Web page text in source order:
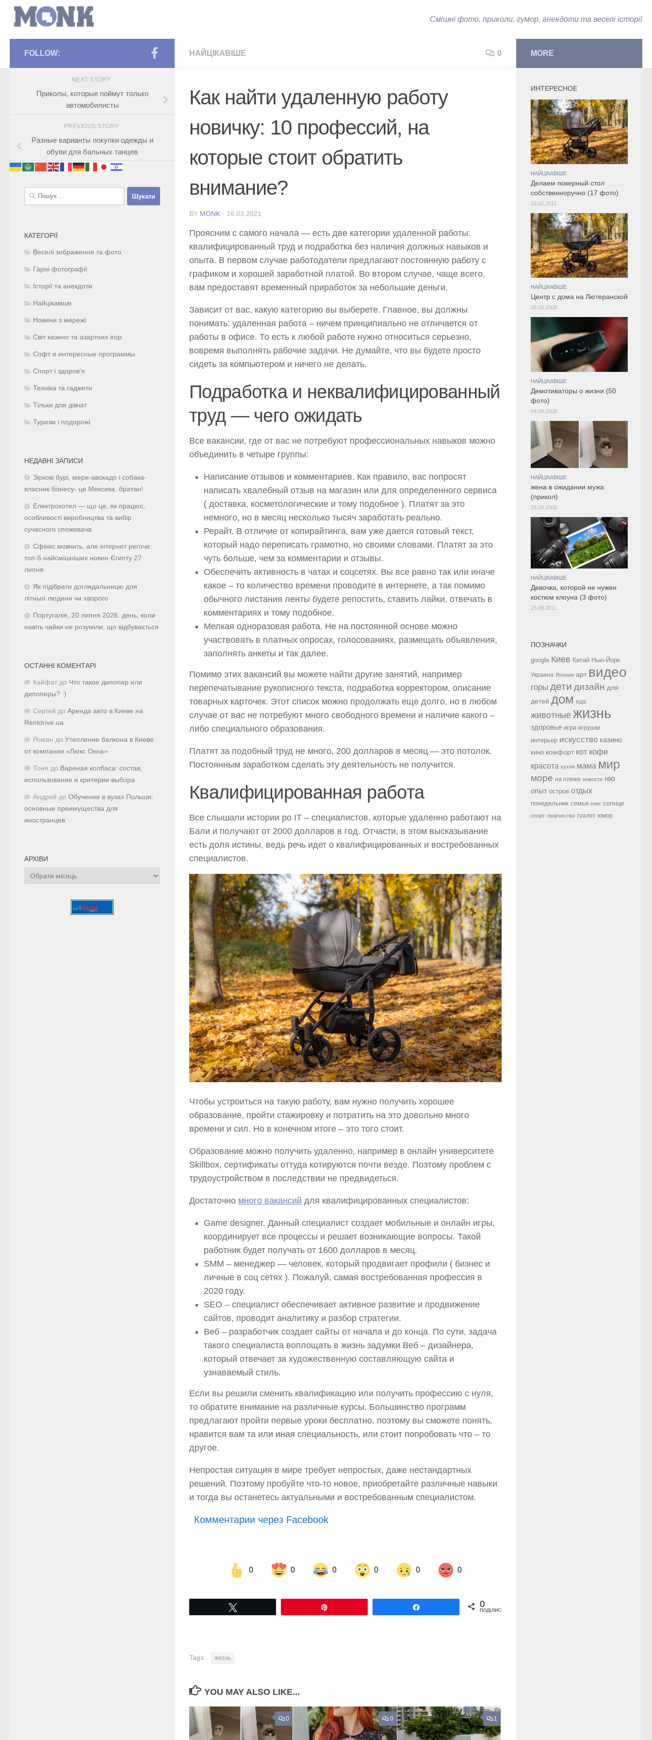
Смішні фото, приколи, гумор, анекдоти та веселі історії
НАЙЦІКАВІШЕ 0
Как найти удаленную работу
новичку: 10 профессий, на
которые стоит обратить
внимание?
BY MONK · 16.03.2021
Проясним с самого начала — есть две категории удаленной работы:
квалифицированный труд и подработка без наличия должных навыков и
опыта. В первом случае работодатели предлагают постоянную работу с
графиком и хорошей заработной платой. Во втором случае, чаще всего,
вам предоставят временный приработок за небольшие деньги.
Зависит от вас, какую категорию вы выберете. Главное, вы должны
понимать: удаленная работа – ничем принципиально не отличается от
работы в офисе. То есть к любой работе нужно относиться серьезно,
вовремя выполнять рабочие задачи. Не думайте, что вы будете просто
сидеть за компьютером и ничего не делать.
Подработка и неквалифицированный
труд — чего ожидать
Все вакансии, где от вас не потребуют профессиональных навыков можно
объединить в четыре группы:
Написание отзывов и комментариев. Как правило, вас попросят
написать хвалебный отзыв на магазин или для определенного сервиса
( доставка, косметологические и тому подобное ). Платят за это
немного, но в месяц несколько тысяч заработать реально.
Рерайт. В отличие от копирайтинга, вам уже дается готовый текст,
который надо переписать грамотно, но своими словами. Платят за это
чуть больше, чем за комментарии и отзывы.
Обеспечить активность в чатах и соцсетях. Вы все равно так или иначе
какое – то количество времени проводите в интернете, а так помимо
обычного листания ленты будете репостить, ставить лайки, отвечать в
комментариях и тому подобное.
Мелкая одноразовая работа. Не на постоянной основе можно
участвовать в платных опросах, голосованиях, размещать объявления,
заполнять анкеты и так далее.
Помимо этих вакансий вы можете найти другие занятий, например
перепечатывание рукописного текста, подработка корректором, описание
товарных карточек. Этот список можно продолжать еще долго, но в любом
случае от вас не потребуют много свободного времени и наличие какого –
либо специального образования.
Платят за подобный труд не много, 200 долларов в месяц — это потолок.
Постоянным заработком сделать эту деятельность не получится.
Квалифицированная работа
Все слышали истории ро IT – специалистов, которые удаленно работают на
Бали и получают от 2000 долларов в год. Отчасти, в этом высказывание
есть доля истины, ведь речь идет о квалифицированных и востребованных
специалистов.
Чтобы устроиться на такую работу, вам нужно получить хорошее
образование, пройти стажировку и потратить на это довольно много
времени и сил. Но в конечном итоге – это того стоит.
Образование можно получить удаленно, например в онлайн университете
Skillbox, сертификаты оттуда котируются почти везде. Поэтому проблем с
трудоустройством в последствии не предвидеться.
Достаточно много вакансий для квалифицированных специалистов:
Game designer. Данный специалист создает мобильные и онлайн игры,
координирует все процессы и решает возникающие вопросы. Такой
работник будет получать от 1600 долларов в месяц.
SMM – менеджер — человек, который продвигает профили ( бизнес и
личные в соц сетях ). Пожалуй, самая востребованная профессия в
2020 году.
SEO – специалист обеспечивает активное развитие и продвижение
сайтов, проводит аналитику и разбор стратегии.
Веб – разработчик создает сайты от начала и до конца. По сути, задача
такого специалиста воплощать в жизнь задумки Веб – дизайнера,
который отвечает за художественную составляющую сайта и
узнаваемый стиль.
Если вы решили сменить квалификацию или получить профессию с нуля,
то обратите внимание на различные курсы. Большинство программ
предлагают пройти первые уроки бесплатно, поэтому вы сможете понять,
нравится вам та или иная специальность, или стоит попробовать что – то
другое.
Непростая ситуация в мире требует непростых, даже нестандартных
решений. Поэтому пробуйте что-то новое, приобретайте различные навыки
и тогда вы останетесь актуальными и востребованным специалистом.
Комментарии через Facebook
0 0 0 0 0 0
Share on Facebook Share on LinkedIn Share on Twitter 0
ПОДІЛИСЬ
Tags: жизнь
YOU MAY ALSO LIKE...
0 0 1
FOLLOW:
NEXT STORY
Приколы, которые поймут только
автомобилисты
PREVIOUS STORY
Разные варианты покупки одежды и
обуви для бальных танцев
Пошук:
КАТЕГОРІЇ
Веселі зображення та фото
Гарні фотографії
Історії та анекдоти
Найцікавіше
Новини з мережі
Світ казино та азартних ігор
Софт и интересные программы
Спорт і здоров'я
Техніка та гаджети
Тільки для дівчат
Туризм і подорожі
НЕДАВНІ ЗАПИСИ
Зіркові бурі, мери-авокадо і собака-
власник бізнесу- це Мексика, братан!
Електрокотел — що це, як працює,
особливості виробництва та вибір
сучасного споживача
Сфінкс мовчить, але інтернет регоче:
топ-5 найсмішніших новин Єгипту 27
липня
Як підібрати доглядальницю для
літньої людини чи хворого
Португалія, 20 липня 2026: день, коли
навіть чайки не розуміли, що відбувається
ОСТАННІ КОМЕНТАРІ
Кайфат до Что такое дипопер или
дипоперы? :)
Сергей до Аренда авто в Киеве на
Rentdrive.ua
Роман до Утепление балкона в Киеве
от компании «Люкс Окна»
Тоня до Вареная колбаса: состав,
использование и критерии выбора
Андрей до Обучение в вузах Польши:
основные преимущества для
иностранцев
АРХІВИ
Архіви
MORE
ИНТЕРЕСНОЕ
НАЙЦІКАВІШЕ
Делаем покерный стол
собственноручно (17 фото)
16.02.2011
НАЙЦІКАВІШЕ
Центр с дома на Лютеранской
06.03.2008
НАЙЦІКАВІШЕ
Демотиваторы о жизни (50
фото)
04.08.2009
НАЙЦІКАВІШЕ
жена в ожидании мужа
(прикол)
25.08.2005
НАЙЦІКАВІШЕ
Девочка, которой не нужен
костюм клоуна (3 фото)
25.08.2011
ПОЗНАЧКИ
google Киев Китай Нью-Йорк
Украина Япония арт видео
горы дети дизайн для
детей дом еда
животные жизнь
здоровье игра игрушки
интерьер искусство казино
кино комфорт кот кофе
красота кухня мама мир
море на пляже новости ню
опыт остров отдых
понедельник семья снег солнце
спорт творчество туалет юмор